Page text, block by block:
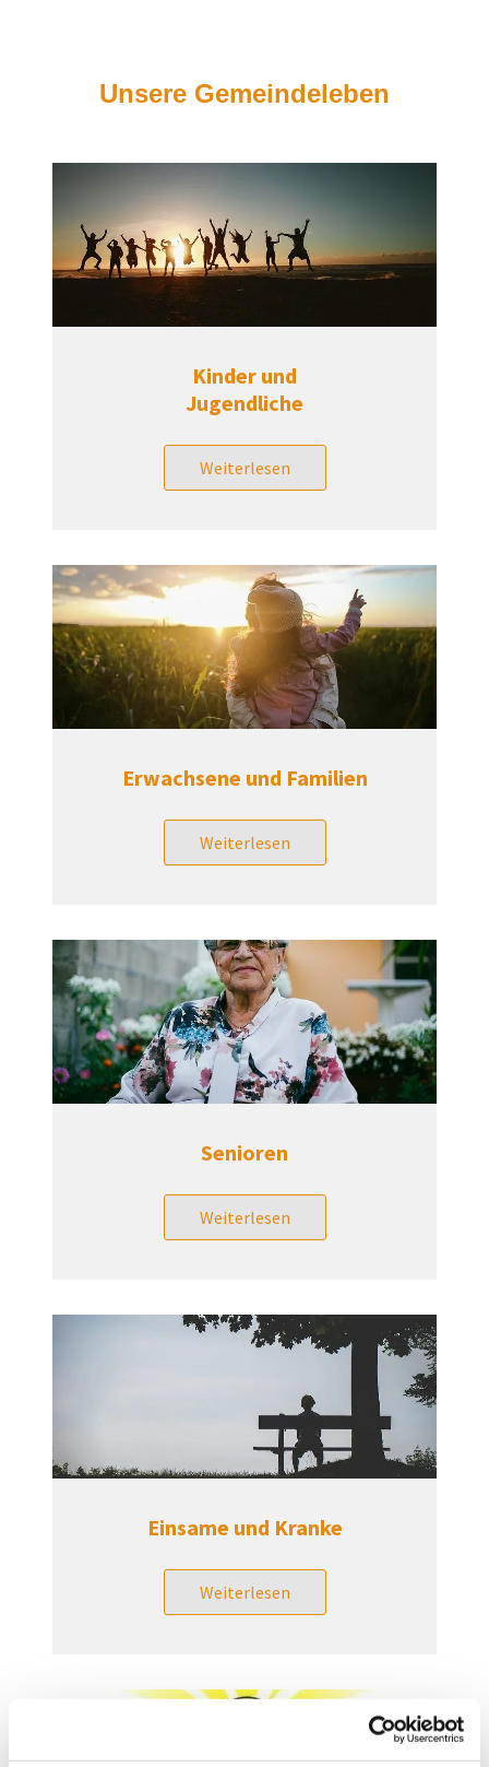
Unsere Gemeindeleben
Kinder und
Jugendliche
Weiterlesen
Erwachsene und Familien
Weiterlesen
Senioren
Weiterlesen
Einsame und Kranke
Weiterlesen